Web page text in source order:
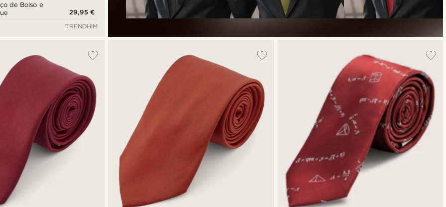
de Bolso e
29,95 €
TRENDHIM